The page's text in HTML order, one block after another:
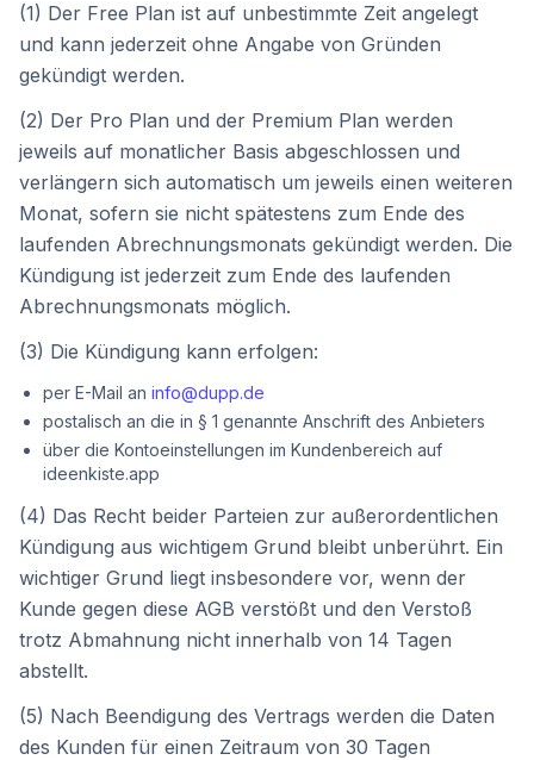
(1) Der Free Plan ist auf unbestimmte Zeit angelegt
und kann jederzeit ohne Angabe von Gründen
gekündigt werden.
(2) Der Pro Plan und der Premium Plan werden
jeweils auf monatlicher Basis abgeschlossen und
verlängern sich automatisch um jeweils einen weiteren
Monat, sofern sie nicht spätestens zum Ende des
laufenden Abrechnungsmonats gekündigt werden. Die
Kündigung ist jederzeit zum Ende des laufenden
Abrechnungsmonats möglich.
(3) Die Kündigung kann erfolgen:
per E-Mail an info@dupp.de
postalisch an die in § 1 genannte Anschrift des Anbieters
über die Kontoeinstellungen im Kundenbereich auf
ideenkiste.app
(4) Das Recht beider Parteien zur außerordentlichen
Kündigung aus wichtigem Grund bleibt unberührt. Ein
wichtiger Grund liegt insbesondere vor, wenn der
Kunde gegen diese AGB verstößt und den Verstoß
trotz Abmahnung nicht innerhalb von 14 Tagen
abstellt.
(5) Nach Beendigung des Vertrags werden die Daten
des Kunden für einen Zeitraum von 30 Tagen